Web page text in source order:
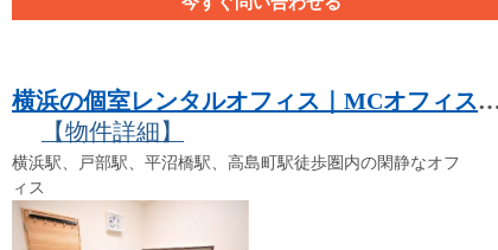
横浜の個室レンタルオフィス｜MCオフィス横浜
【物件詳細】
横浜駅、戸部駅、平沼橋駅、高島町駅徒歩圏内の閑静なオフ
ィス